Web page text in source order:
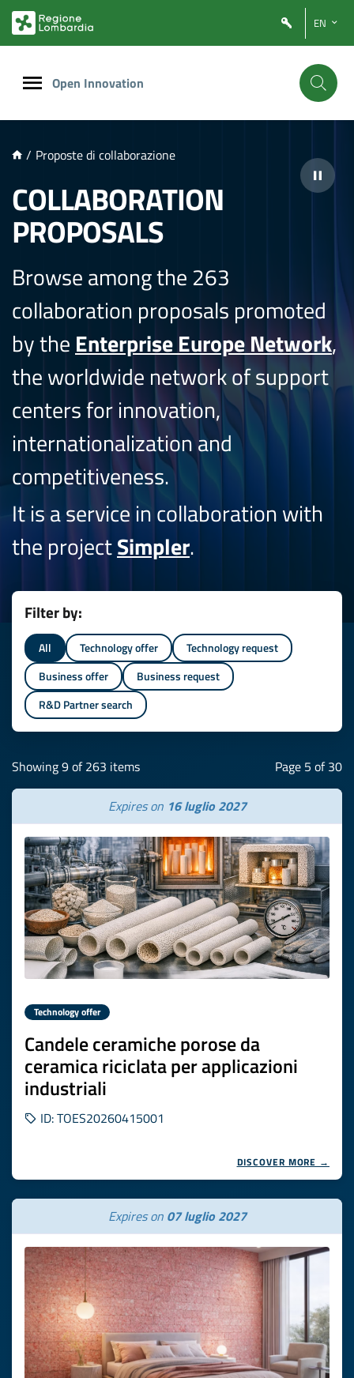
PRINCIPALE
EN
Open Innovation
/ Proposte di collaborazione
COLLABORATION
PROPOSALS
Browse among the 263
collaboration proposals promoted
by the Enterprise Europe Network,
the worldwide network of support
centers for innovation,
internationalization and
competitiveness.
It is a service in collaboration with
the projectSimpler.
Filter by:
All Technology offer
Technology request
Business offer
Business request
R&D Partner search
Showing 9 of 263 items Page 5 of 30
Expires on 16 luglio 2027
Technology offer
Candele ceramiche porose da
ceramica riciclata per applicazioni
industriali
ID: TOES20260415001
DISCOVER MORE →
Expires on 07 luglio 2027